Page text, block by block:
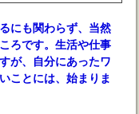
にも関わらず、当然
ろです。生活や仕事
が、自分にあったワ
ことには、始まりま